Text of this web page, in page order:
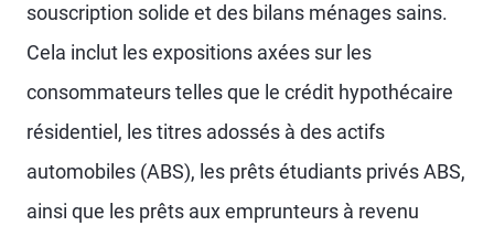
souscription solide et des bilans ménages sains.
Cela inclut les expositions axées sur les
consommateurs telles que le crédit hypothécaire
résidentiel, les titres adossés à des actifs
automobiles (ABS), les prêts étudiants privés ABS,
ainsi que les prêts aux emprunteurs à revenu